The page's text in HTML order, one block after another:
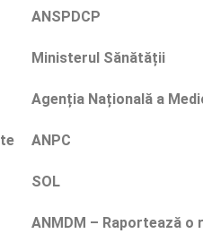
ANSPDCP
Ministerul Sănătății
Agenția Națională a
ANPC
SOL
ANMDM – Raportează o